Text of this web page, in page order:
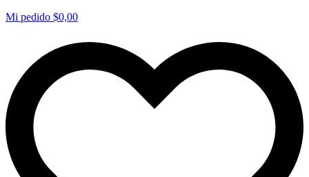
Mi pedido $0,00